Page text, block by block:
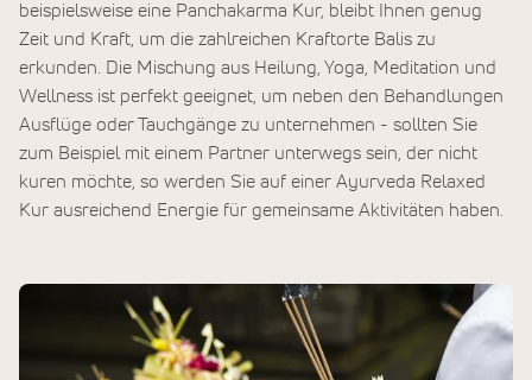
beispielsweise eine Panchakarma Kur, bleibt Ihnen genug
Zeit und Kraft, um die zahlreichen Kraftorte Balis zu
erkunden. Die Mischung aus Heilung, Yoga, Meditation und
Wellness ist perfekt geeignet, um neben den Behandlungen
Ausflüge oder Tauchgänge zu unternehmen - sollten Sie
zum Beispiel mit einem Partner unterwegs sein, der nicht
kuren möchte, so werden Sie auf einer Ayurveda Relaxed
Kur ausreichend Energie für gemeinsame Aktivitäten haben.